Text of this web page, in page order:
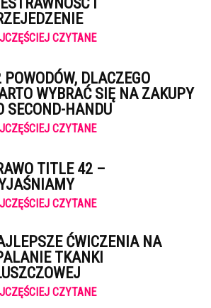
CZYTANE
POWODÓW, DLACZEGO
WYBRAĆ SIĘ NA ZAKUPY
SECOND-HANDU
CZYTANE
TITLE 42 –
CZYTANE
ĆWICZENIA NA
TKANKI
CZYTANE